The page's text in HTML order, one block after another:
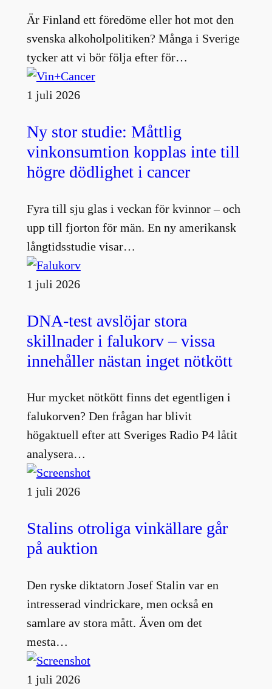
Är Finland ett föredöme eller hot mot den
svenska alkoholpolitiken? Många i Sverige
tycker att vi bör följa efter för…
1 juli 2026
Ny stor studie: Måttlig
vinkonsumtion kopplas inte till
högre dödlighet i cancer
Fyra till sju glas i veckan för kvinnor – och
upp till fjorton för män. En ny amerikansk
långtidsstudie visar…
1 juli 2026
DNA-test avslöjar stora
skillnader i falukorv – vissa
innehåller nästan inget nötkött
Hur mycket nötkött finns det egentligen i
falukorven? Den frågan har blivit
högaktuell efter att Sveriges Radio P4 låtit
analysera…
1 juli 2026
Stalins otroliga vinkällare går
på auktion
Den ryske diktatorn Josef Stalin var en
intresserad vindrickare, men också en
samlare av stora mått. Även om det
mesta…
1 juli 2026